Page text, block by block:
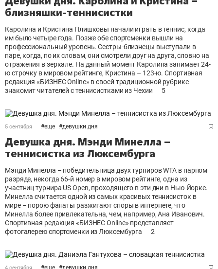
близняшки-теннисистки
Каролина и Кристина Плишковы начали играть в теннис, когда
им было четыре года. Позже обе спортсменки вышли на
профессиональный уровень. Сестры-близнецы выступали в
паре, когда, по их словам, они смотрели друг на друга, словно на
отражения в зеркале. На данный момент Каролина занимает 24-
ю строчку в мировом рейтинге, Кристина – 123-ю. Спортивная
редакция «БИЗНЕС Online» в своей традиционной рубрике
знакомит читателей с теннисистками из Чехии
5
5 сентября #еще #девушки дня
Девушка дня. Мэнди Минелла –
теннисистка из Люксембурга
Мэнди Минелла – победительница двух турниров WTA в парном
разряде, некогда 66-й номер в мировом рейтинге, одна из
участниц турнира US Open, проходящего в эти дни в Нью-Йорке.
Минелла считается одной из самых красивых теннисисток в
мире – порою фанаты разжигают споры в интернете, что
Минелла более привлекательна, чем, например, Ана Иванович.
Спортивная редакция «БИЗНЕС Online» представляет
фотогалерею спортсменки из Люксембурга
2
#еще #девушки дня